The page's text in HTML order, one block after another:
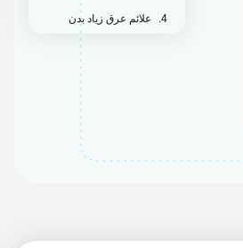
علائم عرق زیاد بدن
تشخیص عرق کردن زیاد
عوارض هایپرهیدروزیس
درمان عرق کردن زیاد